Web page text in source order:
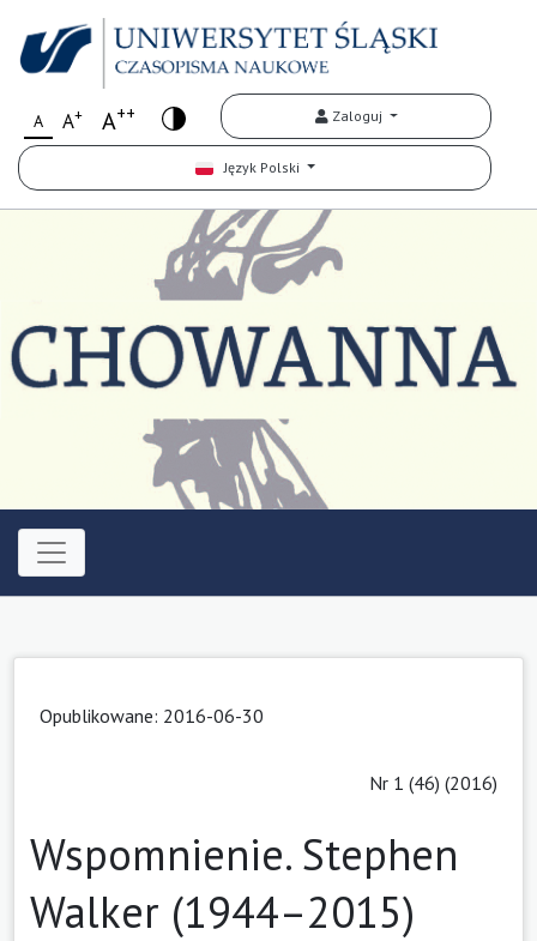
A A+ A++ Zaloguj
Język Polski
Opublikowane: 2016-06-30
Nr 1 (46) (2016)
Wspomnienie. Stephen
Walker (1944–2015)